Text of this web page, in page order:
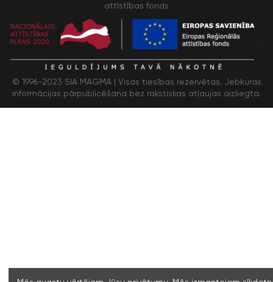
attīstības fonds
© 1996-2023 SIA MAGMA | Visas tiesības rezervētas. Jebkuras
informācijas pārpublicēšana bez rakstiskas atļaujas aizliegta.